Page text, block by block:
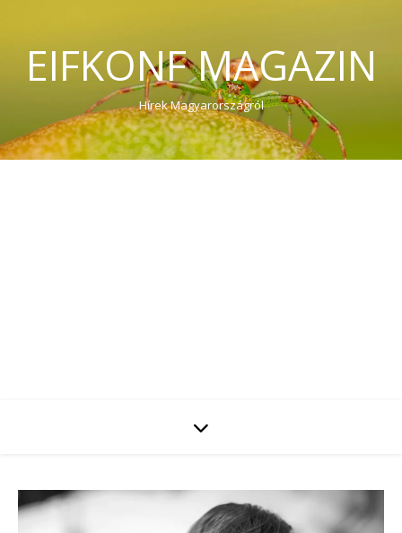
EIFKONF MAGAZIN
Hírek Magyarországról